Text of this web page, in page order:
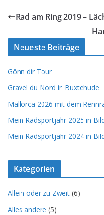
Rad am Ring 2019 –
Neueste Beiträge
Gönn dir Tour
Gravel du Nord in Buxtehude
Mallorca 2026 mit dem
Mein Radsportjahr 2025 in
Mein Radsportjahr 2024 in
Kategorien
Allein oder zu Zweit (6)
Alles andere (5)